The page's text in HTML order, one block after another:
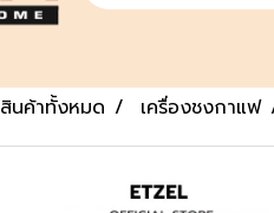
สินค้าทั้งหมด เครื่องชงกาแฟ